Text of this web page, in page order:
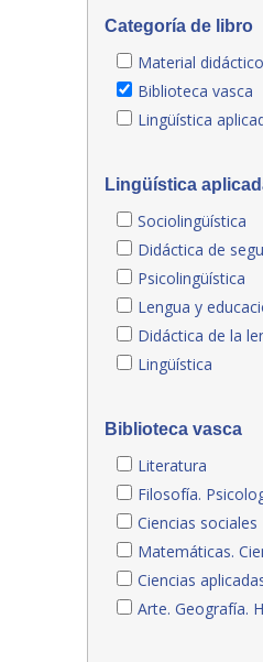
Categoría de libro
Material didáctico
Biblioteca vasca
Lingüística
Lingüística
Sociolingüística
Didáctica de
Psicolingüística
Lengua y
Didáctica de la
Lingüística
Biblioteca vasca
Literatura
Filosofía.
Ciencias sociales
Matemáticas.
Ciencias
Arte. Geografía.